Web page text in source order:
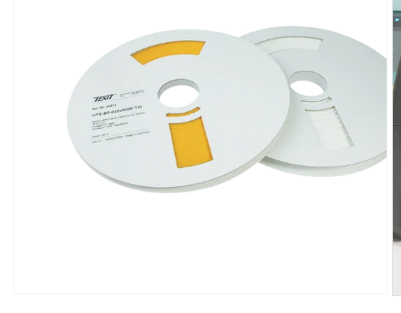
Otwieranie
wyświetlanych
multimediów
widoku
galerii